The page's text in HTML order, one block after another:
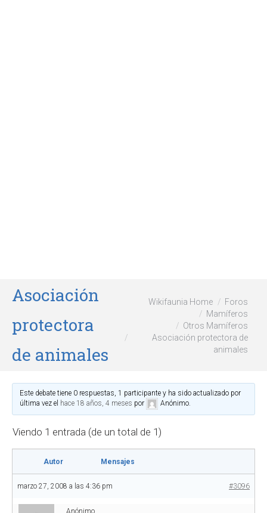
Asociación
protectora
de animales
Wikifaunia Home
Foros
Mamíferos
Otros Mamíferos
Asociación protectora de
animales
Este debate tiene 0 respuestas, 1 participante y ha sido actualizado por
última vez el hace 18 años, 4 meses por Anónimo.
Viendo 1 entrada (de un total de 1)
Autor Mensajes
marzo 27, 2008 a las 4:36 pm #3096
Anónimo